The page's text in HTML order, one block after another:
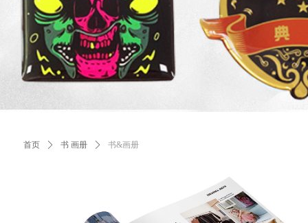
首页 ꄲ 书 画册 ꄲ 书&画册